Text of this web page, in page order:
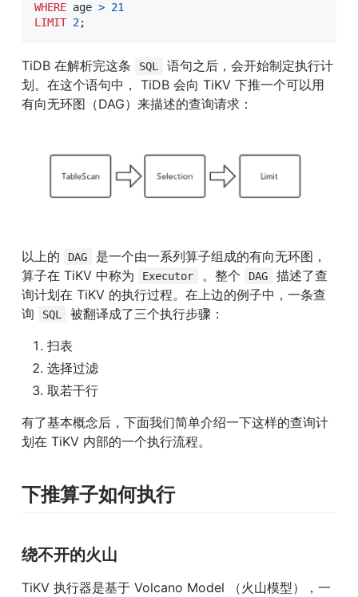
WHERE age > 21
LIMIT 2;
TiDB 在解析完这条 SQL
语句之后，会开始制定执行计
划。在这个语句中， TiDB 会向 TiKV 下推一个可以用
有向无环图（DAG）来描述的查询请求：
以上的 DAG
是一个由一系列算子组成的有向无环图，
算子在 TiKV 中称为
Executor 。整个 DAG
描述了查
询计划在 TiKV 的执行过程。在上边的例子中，一条查
询
SQL
被翻译成了三个执行步骤：
扫表
选择过滤
取若干行
有了基本概念后，下面我们简单介绍一下这样的查询计
划在 TiKV 内部的一个执行流程。
下推算子如何执行
绕不开的火山
TiKV 执行器是基于 Volcano Model （火山模型），一